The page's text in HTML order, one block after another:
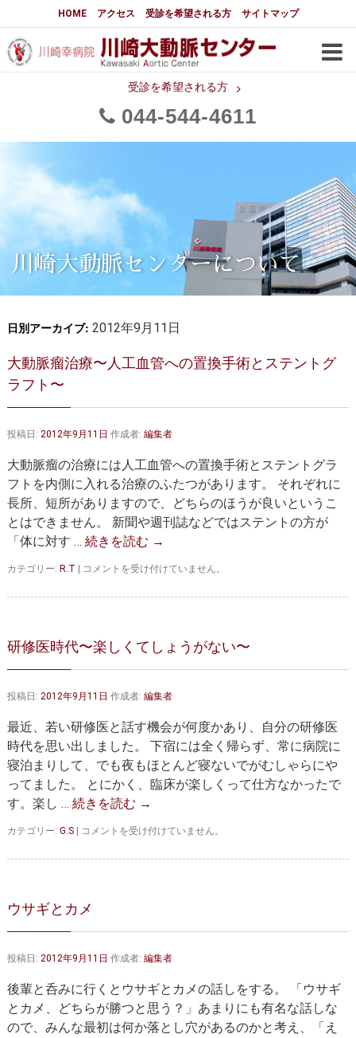
HOME アクセス 受診を希望される方 サイトマップ
受診を希望される方
044 544 4611
大動脈センターについて
はじめに 大動脈センターについて
メディアでの紹介
都道府県別患者マップ 都道府県別紹介病院
大動脈瘤について 基本編
3分でわかる大動脈瘤・大動脈
大動脈瘤
大動脈解離（解離性大動脈瘤）
胸部大動脈瘤の治療
腹部大動脈瘤の治療
大動脈弁・大動脈基部の治療 ステントグラフトによる治療
大動脈瘤について 詳細編
胸部大動脈瘤 胸腹部大動脈瘤
腹部大動脈瘤 大動脈解離
ステントグラフトによる治療
マルファン症候群
大動脈瘤を指摘されたら？ 診療の流れ
都道府県別紹介病院 良くある質問
正しい病院の選び方 アクセス
手術概要
医師募集情報 ドクターカー
トピックス一覧
川崎大動脈センターについて
日別アーカイブ: 2012年9月11日
大動脈瘤治療〜人工血管への置換手術とステントグ
ラフト〜
投稿日: 2012年9月11日 作成者: 編集者
大動脈瘤の治療には人工血管への置換手術とステントグラ
フトを内側に入れる治療のふたつがあります。 それぞれに
長所、短所がありますので、どちらのほうが良いというこ
とはできません。 新聞や週刊誌などではステントの方が
「体に対す … 続きを読む →
カテゴリー: R.T
大
脈
療〜
工
管
の
置
換
手
術
と
ス
テ
ト〜
コメントを受け付けていません。
研修医時代〜楽しくてしょうがない〜
投稿日: 2012年9月11日 作成者: 編集者
最近、若い研修医と話す機会が何度かあり、自分の研修医
時代を思い出しました。 下宿には全く帰らず、常に病院に
寝泊まりして、でも夜もほとんど寝ないでがむしゃらにや
ってました。 とにかく、臨床が楽しくって仕方なかったで
す。楽し … 続きを読む →
カテゴリー: G.S
研
医
楽
し
く
し
う
が
な
い〜
コメントを受け付けていません。
ウサギとカメ
投稿日: 2012年9月11日 作成者: 編集者
後輩と呑みに行くとウサギとカメの話しをする。 「ウサギ
とカメ、どちらが勝つと思う？」あまりにも有名な話しな
ので、みんな最初は何か落とし穴があるのかと考え、「え